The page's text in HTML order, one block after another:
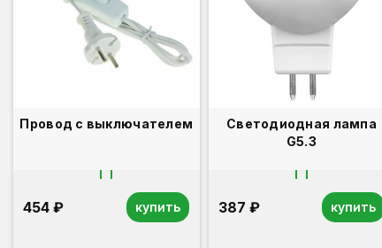
Провод с выключателем
454 ₽ купить
Светодиодная лампа
G5.3
387 ₽ купить